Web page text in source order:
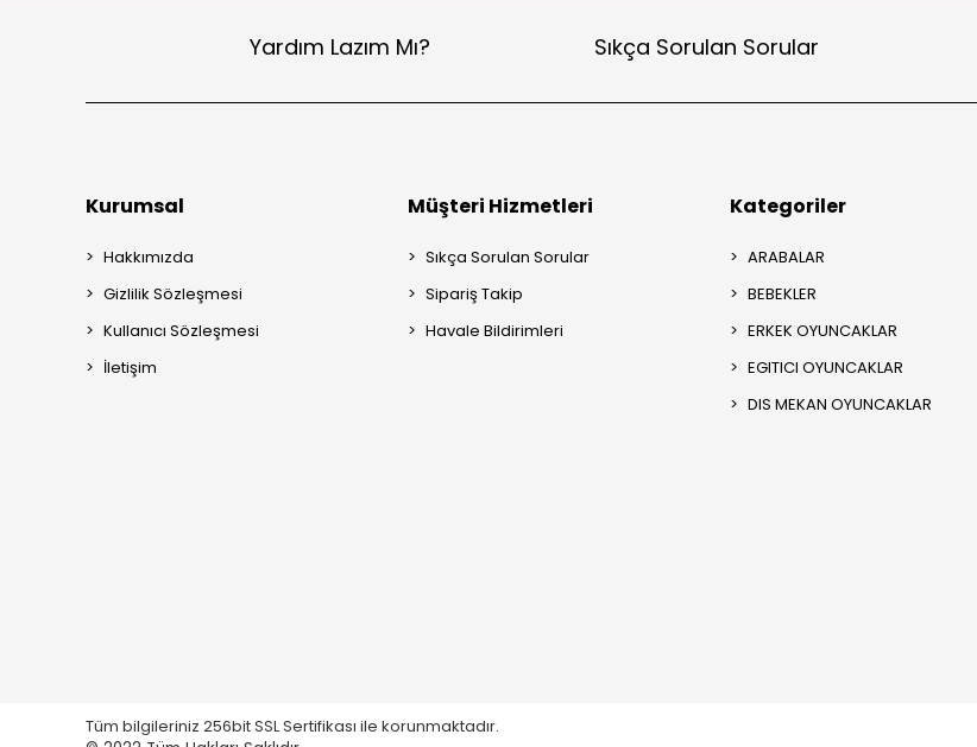
Yardım Lazım Mı? Sıkça Sorulan Sorular
Kurumsal
Hakkımızda
Gizlilik Sözleşmesi
Kullanıcı Sözleşmesi
İletişim
Müşteri Hizmetleri
Sıkça Sorulan Sorular
Sipariş Takip
Havale Bildirimleri
Kategoriler
ARABALAR
BEBEKLER
ERKEK OYUNCAKLAR
EGITICI OYUNCAKLAR
DIS MEKAN OYUNCAKLAR
Tüm bilgileriniz 256bit SSL Sertifikası ile korunmaktadır.